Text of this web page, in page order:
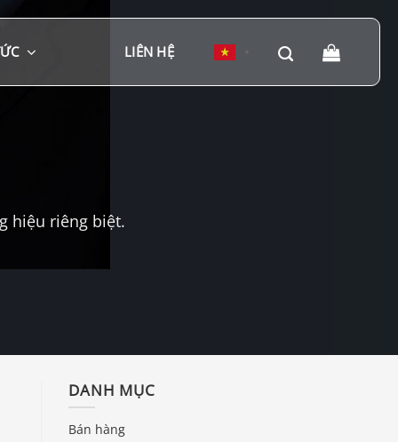
LIÊN HỆ
hiệu riêng biệt.
DANH MỤC
Bán hàng